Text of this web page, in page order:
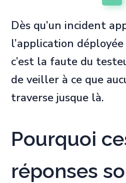
Dès qu’un incident
l’application
c’est la faute du
de veiller à ce que
traverse jusque là.
Pourquoi
réponses